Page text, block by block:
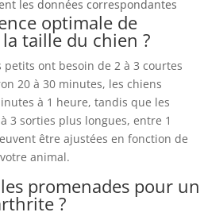
les données correspondantes
optimale de
taille du chien ?
petits ont besoin de 2 à 3 courtes
20 à 30 minutes, les chiens
à 1 heure, tandis que les
3 sorties plus longues, entre 1
être ajustées en fonction de
animal.
promenades pour un
?